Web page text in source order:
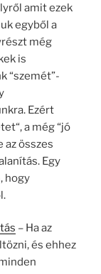
amit ezek
egyből a
még
is
“szemét”-
Ezért
a még “jó
az összes
Egy
hogy
– Ha az
és ehhez